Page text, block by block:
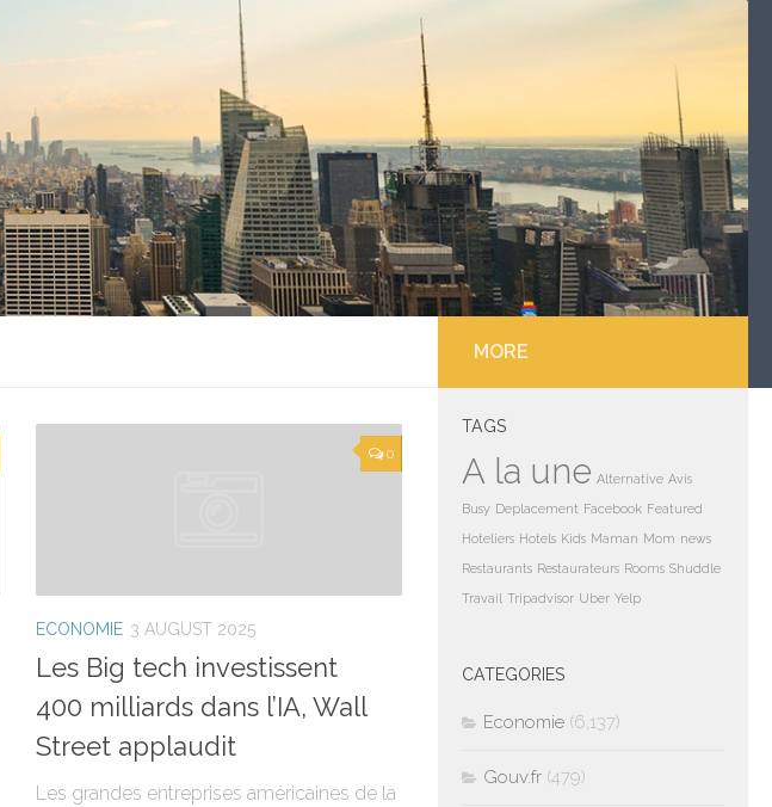
0
ECONOMIE 3 AUGUST 2025
Les Big tech investissent
400 milliards dans l’IA, Wall
Street applaudit
Les grandes entreprises américaines de la
MORE
TAGS
A la une Alternative Avis
Busy Deplacement Facebook Featured
Hoteliers Hotels Kids Maman Mom news
Restaurants Restaurateurs Rooms Shuddle
Travail Tripadvisor Uber Yelp
CATEGORIES
Economie (6,137)
Gouv.fr (479)